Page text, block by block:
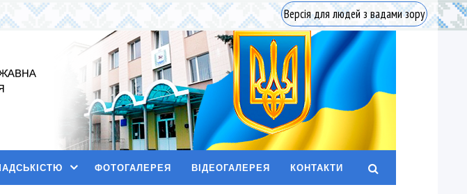
Версія для людей з вадами зору
ФОТОГАЛЕРЕЯ ВІДЕОГАЛЕРЕЯ КОНТАКТИ